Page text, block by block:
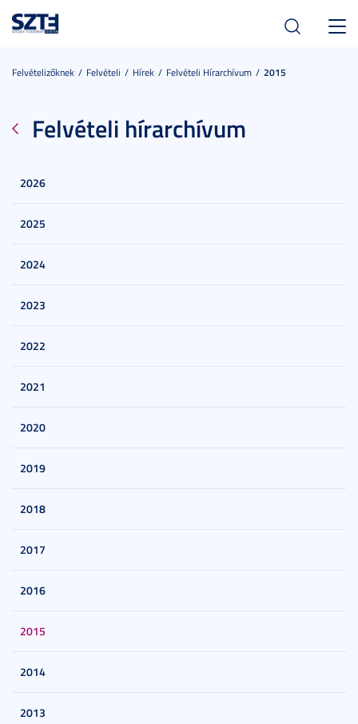
Felvételizőknek Felvételi Hírek Felvételi Hírarchívum 2015
Felvételi hírarchívum
2026
2025
2024
2023
2022
2021
2020
2019
2018
2017
2016
2015
2014
2013